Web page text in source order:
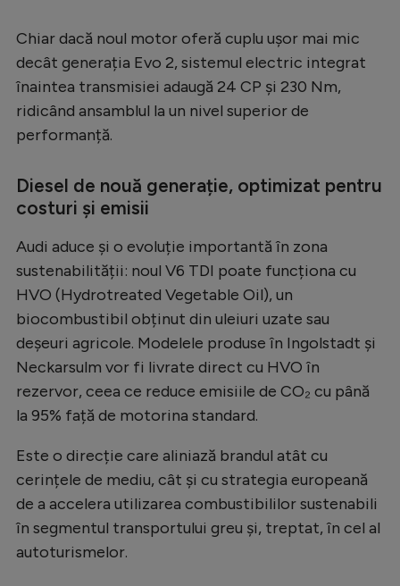
Chiar dacă noul motor oferă cuplu ușor mai mic
decât generația Evo 2, sistemul electric integrat
înaintea transmisiei adaugă 24 CP și 230 Nm,
ridicând ansamblul la un nivel superior de
performanță.
Diesel de nouă generație, optimizat pentru
costuri și emisii
Audi aduce și o evoluție importantă în zona
sustenabilității: noul V6 TDI poate funcționa cu
HVO (Hydrotreated Vegetable Oil), un
biocombustibil obținut din uleiuri uzate sau
deșeuri agricole. Modelele produse în Ingolstadt și
Neckarsulm vor fi livrate direct cu HVO în
rezervor, ceea ce reduce emisiile de CO₂ cu până
la 95% față de motorina standard.
Este o direcție care aliniază brandul atât cu
cerințele de mediu, cât și cu strategia europeană
de a accelera utilizarea combustibililor sustenabili
în segmentul transportului greu și, treptat, în cel al
autoturismelor.